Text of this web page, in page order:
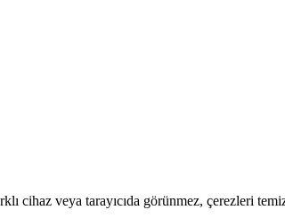
cihaz veya tarayıcıda görünmez, çerezleri